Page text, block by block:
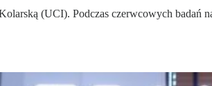
(UCI). Podczas czerwcowych badań